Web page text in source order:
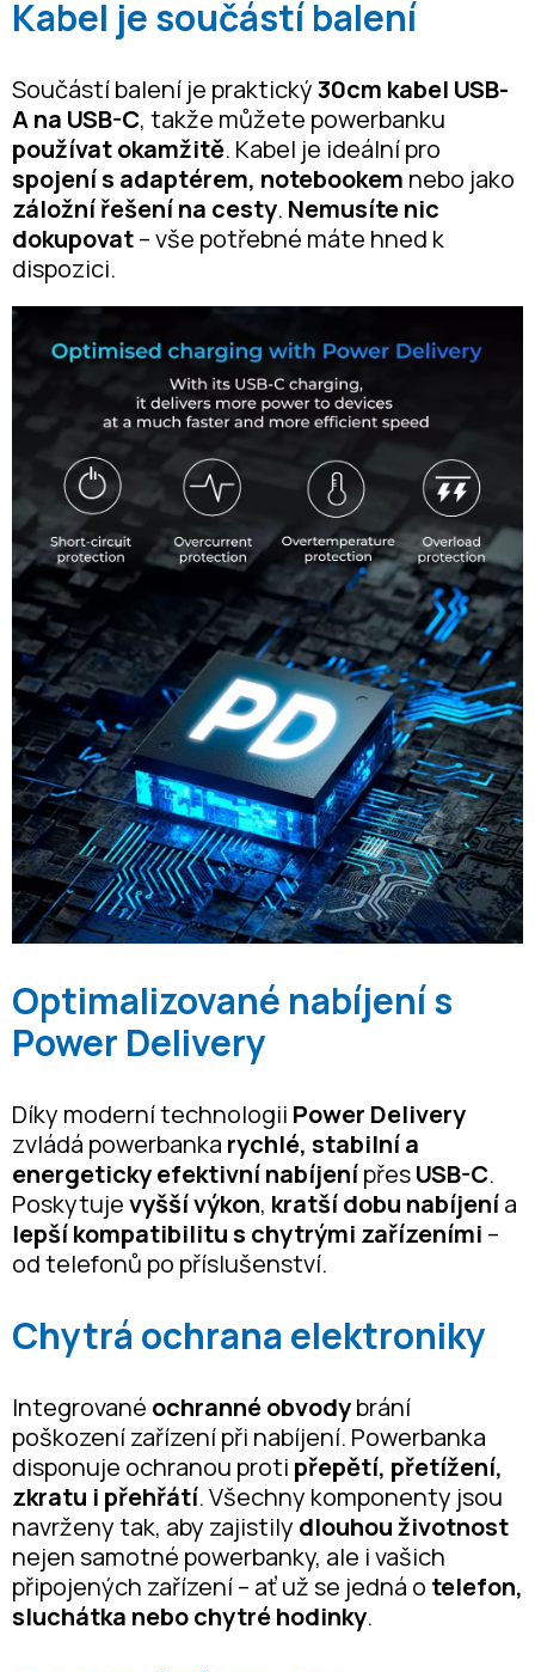
Kabel je součástí balení
Součástí balení je praktický30cm kabel USB-
A na USB-C, takže můžete powerbanku
používat okamžitě. Kabel je ideální pro
spojení s adaptérem, notebookem nebo jako
záložní řešení na cesty. Nemusíte nic
dokupovat– vše potřebné máte hned k
dispozici.
Optimalizované nabíjení s
Power Delivery
Díky moderní technologii Power Delivery
zvládá powerbanka rychlé, stabilní a
energeticky efektivní nabíjenípřesUSB-C.
Poskytujevyšší výkon, kratší dobu nabíjenía
lepší kompatibilitu s chytrými zařízeními –
od telefonů po příslušenství.
Chytrá ochrana elektroniky
Integrované ochranné obvodybrání
poškození zařízení při nabíjení. Powerbanka
disponuje ochranou proti přepětí, přetížení,
zkratu i přehřátí. Všechny komponenty jsou
navrženy tak, aby zajistily dlouhou životnost
nejen samotné powerbanky, ale i vašich
připojených zařízení – ať už se jedná o telefon,
sluchátka nebo chytré hodinky.